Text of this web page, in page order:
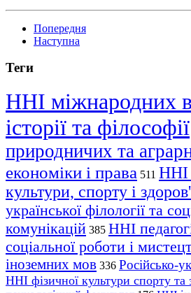
Попередня
Наступна
Теги
ННІ міжнародних
історії та філософії
природничих та
економіки і права 511 ННІ
культури, спорту і
української філології та
комунікацій 385 ННІ
соціальної роботи і
іноземних мов 336 Російсько-
ННІ фізичної культури спорту та